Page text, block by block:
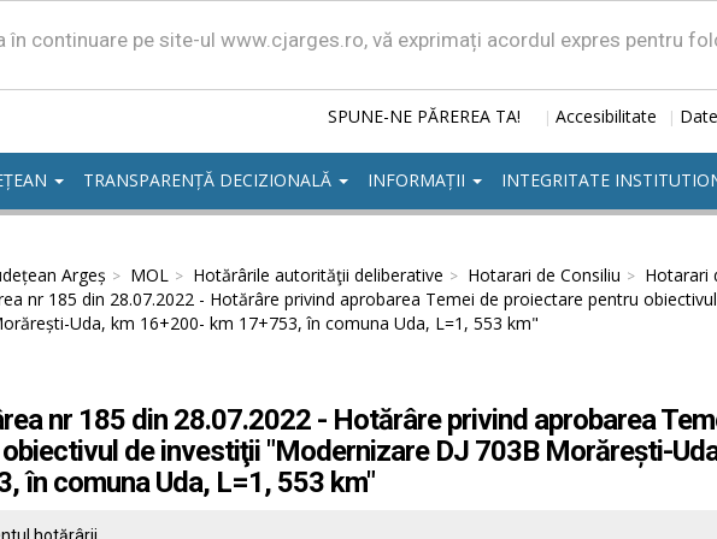
continuare pe site-ul www.cjarges.ro, vă exprimați acordul expres pentru
SPUNE-NE PĂREREA TA! | Accesibilitate |
TRANSPARENȚĂ DECIZIONALĂ INFORMAȚII INTEGRITATE
Argeș MOL Hotărârile autorităţii deliberative Hotarari de Consiliu
Hotarari
nr 185 din 28.07.2022 - Hotărâre privind aprobarea Temei de proiectare pentru
Uda, km 16+200- km 17+753, în comuna Uda, L=1, 553 km"
nr 185 din 28.07.2022 - Hotărâre privind aprobarea
de investiţii "Modernizare DJ 703B Morărești-
în comuna Uda, L=1, 553 km"